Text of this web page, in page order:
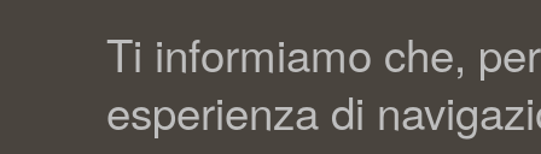
Ti informiamo che,
esperienza di